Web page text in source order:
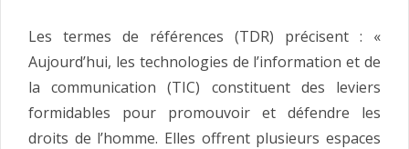
Les termes de références (TDR) précisent : «
Aujourd’hui, les technologies de l’information et de
la communication (TIC) constituent des leviers
formidables pour promouvoir et défendre les
droits de l’homme. Elles offrent plusieurs espaces